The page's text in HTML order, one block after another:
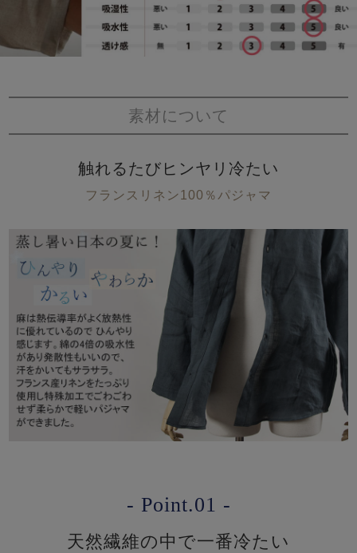
素材について
触れるたびヒンヤリ冷たい
フランスリネン100％パジャマ
- Point.01 -
天然繊維の中で一番冷たい